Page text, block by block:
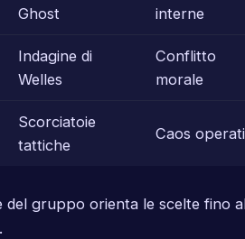
Ghost
interne
Indagine di
Welles
Conflitto
morale
Scorciatoie
tattiche
Caos
del gruppo orienta le scelte fino